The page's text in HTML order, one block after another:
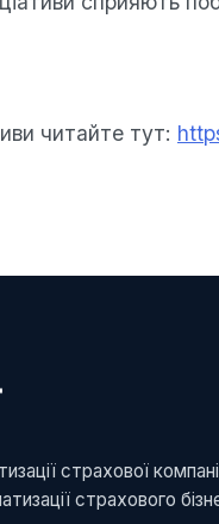
читайте тут:
страхової
страхового